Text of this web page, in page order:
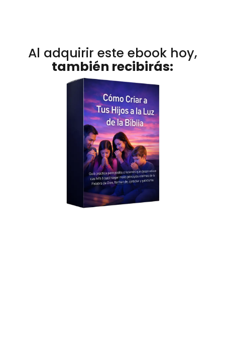
Al adquirir este ebook hoy,
también recibirás: